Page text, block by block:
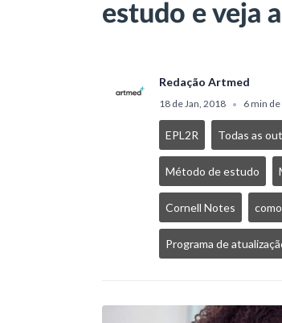
estudo e veja
Redação Artmed
18 de Jan, 2018 • 6 min
EPL2R Todas as
Método de estudo
Cornell Notes
Programa de